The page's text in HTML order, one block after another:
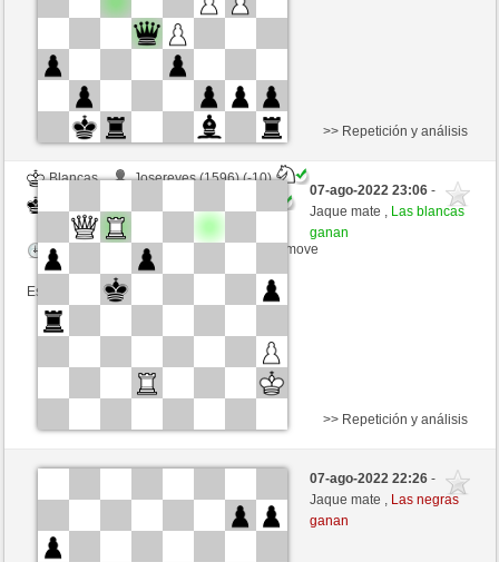
Blancas
Josereyes (1596) (-10)
Tiempo: 15 minutes/side + 15 seconds/move
Esta partida es por puntos
>> Repetición y análisis
07-ago-2022 23:06-
Jaque mate , Las blancas
ganan
Negras
Eiscreme44 (1200)
Tiempo: 24 minutes/side + 2 seconds/move
>> Repetición y análisis
07-ago-2022 22:26-
Jaque mate , Las negras
ganan